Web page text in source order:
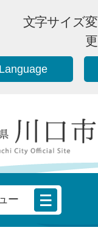
文字サイズ変
更
ー